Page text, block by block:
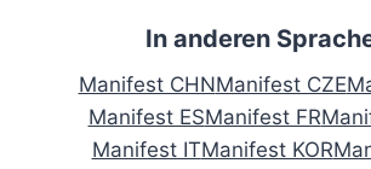
In anderen
Manifest CHNManifest CZE
Manifest ESManifest FR
Manifest ITManifest KOR